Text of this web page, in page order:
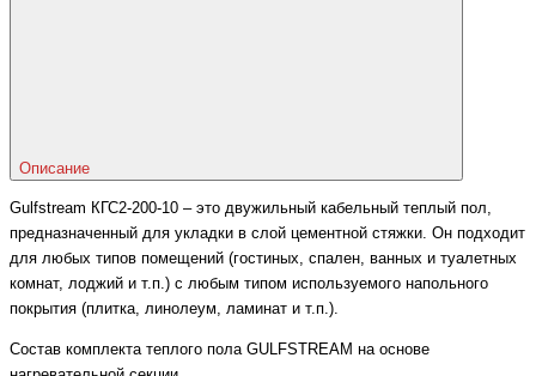
Описание
Gulfstream КГС2-200-10 – это двужильный кабельный теплый пол,
предназначенный для укладки в слой цементной стяжки. Он подходит
для любых типов помещений (гостиных, спален, ванных и туалетных
комнат, лоджий и т.п.) с любым типом используемого напольного
покрытия (плитка, линолеум, ламинат и т.п.).
Состав комплекта теплого пола GULFSTREAM на основе